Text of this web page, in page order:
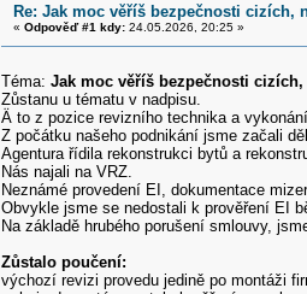
Re: Jak moc věříš bezpečnosti cizích,
« Odpověď #1 kdy:24.05.2026, 20:25 »
Téma: Jak moc věříš bezpečnosti
Zůstanu u tématu v nadpisu.
Ä to z pozice revizního technika a
Z počátku našeho podnikání jsme začali
Agentura řídila rekonstrukci bytů a
Nás najali na VRZ.
Neznámé provedení EI, dokumentace
Obvykle jsme se nedostali k prověření EI
Na základě hrubého porušení smlouvy,
Zůstalo poučení:
výchozí revizi provedu jedině po montáži